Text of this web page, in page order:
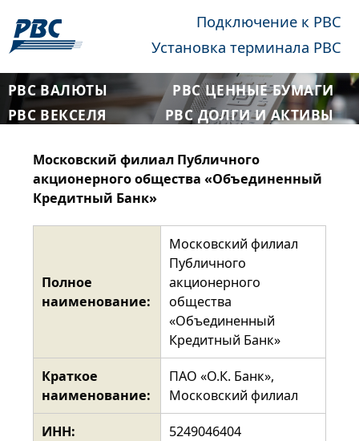
Подключение к РВС
Установка терминала РВС
РВС ВАЛЮТЫ
РВС ЦЕННЫЕ БУМАГИ
РВС ВЕКСЕЛЯ
РВС ДОЛГИ И АКТИВЫ
Московский филиал Публичного
акционерного общества «Объединенный
Кредитный Банк»
Полное
наименование:
Московский филиал
Публичного
акционерного
общества
«Объединенный
Кредитный Банк»
Краткое
наименование:
ПАО «О.К. Банк»,
Московский филиал
ИНН: 5249046404